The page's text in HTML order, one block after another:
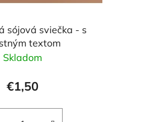
sójová sviečka - s
textom
Skladom
€1,50